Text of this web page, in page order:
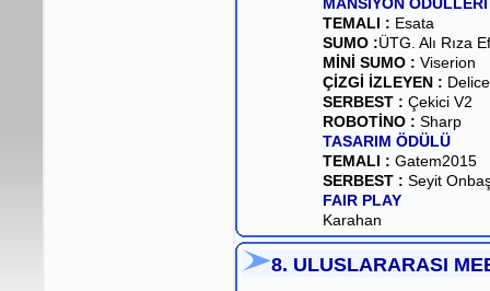
TEMALI : Esata
SUMO :ÜTG. Alı Rıza
MİNİ SUMO : Viserion
ÇİZGİ İZLEYEN : Delice
SERBEST : Çekici V2
ROBOTİNO : Sharp
TASARIM ÖDÜLÜ
TEMALI : Gatem2015
SERBEST : Seyit
FAIR PLAY
Karahan
8. ULUSLARARASI